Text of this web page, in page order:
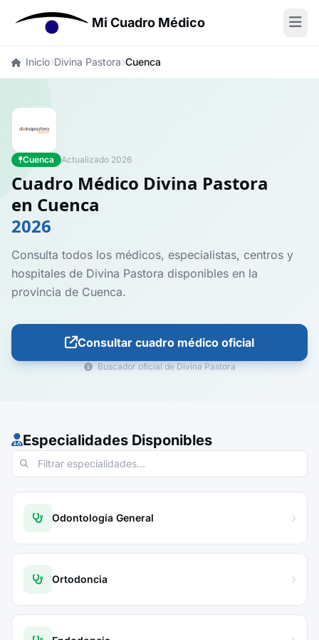
Mi Cuadro Médico
Inicio Divina Pastora Cuenca
Cuenca Actualizado 2026
Cuadro Médico Divina Pastora
en Cuenca
2026
Consulta todos los médicos, especialistas, centros y
hospitales de Divina Pastora disponibles en la
provincia de Cuenca.
Consultar cuadro médico oficial
Buscador oficial de Divina Pastora
Especialidades Disponibles
Odontología General
Ortodoncia